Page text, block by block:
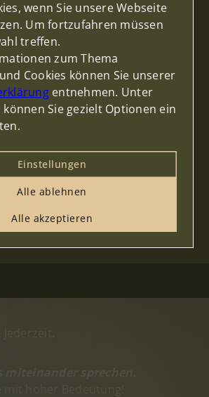
Wirtschaftsgüter von hoher
legen wir Wert auf
– Jeden von uns! Egal ob
Mensch. Wir unterstützen Sie auf
Weg!
wenn Sie unsere Webseite
Um fortzufahren müssen
treffen.
zum Thema
Cookies können Sie unserer
entnehmen. Unter
Sie gezielt Optionen ein
Einstellungen
Alle ablehnen
Alle akzeptieren